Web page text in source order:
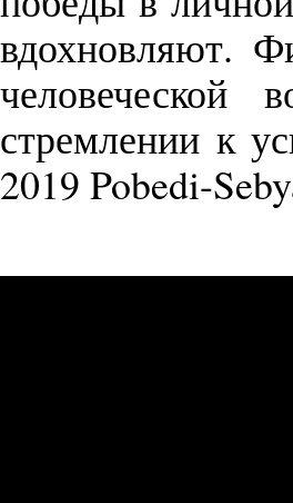
вдохновляют.
человеческой
стремлении к
2019 Pobedi-